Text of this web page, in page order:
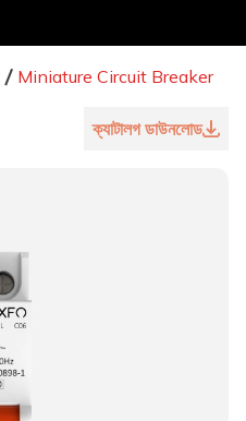
Miniature Circuit Breaker
ক্যাটালগ ডাউনলোড